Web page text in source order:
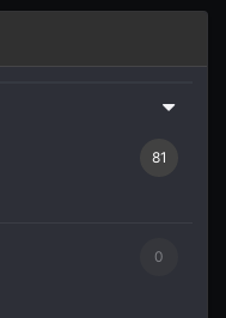
81
0